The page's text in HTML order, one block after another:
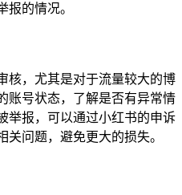
报的情况。
核，尤其是对于流量较大的博
账号状态，了解是否有异常情
举报，可以通过小红书的申诉
问题，避免更大的损失。